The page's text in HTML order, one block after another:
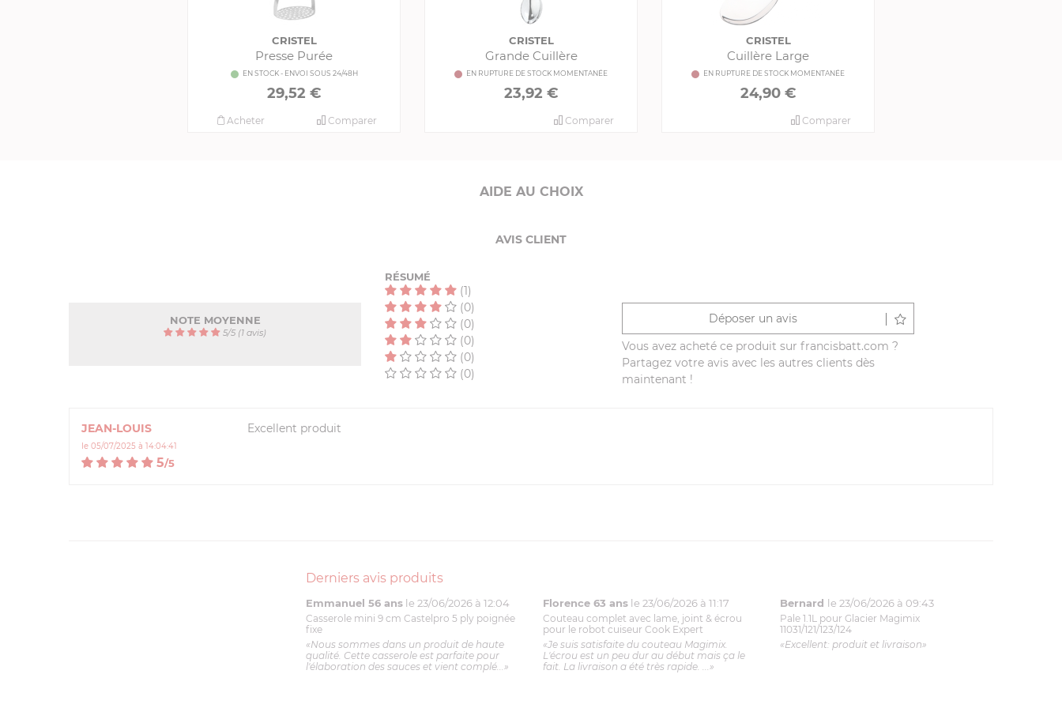
CRISTEL
Presse Purée
EN STOCK - ENVOI SOUS 24/48H
29,52 €
Comparer
Acheter
CRISTEL
Grande Cuillère
EN RUPTURE DE STOCK MOMENTANÉE
23,92 €
Comparer
CRISTEL
Cuillère Large
EN RUPTURE DE STOCK MOMENTANÉE
24,90 €
Comparer
AIDE AU CHOIX
AVIS CLIENT
NOTE MOYENNE
5/5 (1 avis)
RÉSUMÉ
(1)
(0)
(0)
(0)
(0)
(0)
Déposer un avis
Vous avez acheté ce produit sur francisbatt.com ?
Partagez votre avis avec les autres clients dès
maintenant !
JEAN-LOUIS
le 05/07/2025 à 14:04:41
5/5
Excellent produit
Derniers avis produits
Emmanuel 56 ans le 23/06/2026 à 12:04
Casserole mini 9 cm Castelpro 5 ply poignée
fixe
«Nous sommes dans un produit de haute
qualité. Cette casserole est parfaite pour
l'élaboration des sauces et vient complé...»
Florence 63 ans le 23/06/2026 à 11:17
Couteau complet avec lame, joint & écrou
pour le robot cuiseur Cook Expert
«Je suis satisfaite du couteau Magimix.
L'écrou est un peu dur au début mais ça le
fait. La livraison a été très rapide. ...»
Bernard le 23/06/2026 à 09:43
Pale 1.1L pour Glacier Magimix
11031/121/123/124
«Excellent: produit et livraison»